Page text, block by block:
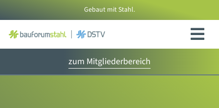
Inhalt
springen
Gebaut mit Stahl.
zum Mitgliederbereich